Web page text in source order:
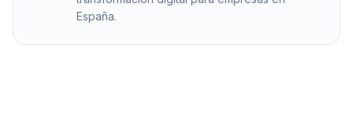
España.